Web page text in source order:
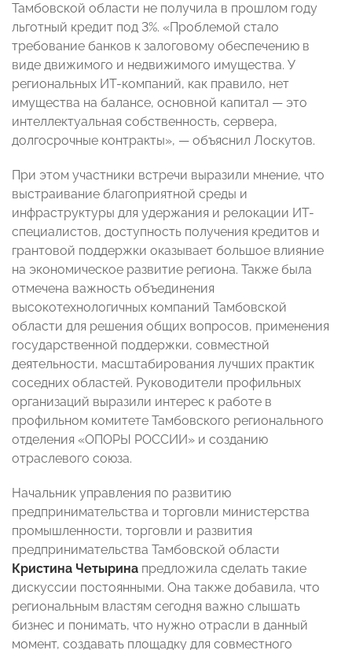
Тамбовской области не получила в прошлом году
льготный кредит под 3%. «Проблемой стало
требование банков к залоговому обеспечению в
виде движимого и недвижимого имущества. У
региональных ИТ-компаний, как правило, нет
имущества на балансе, основной капитал — это
интеллектуальная собственность, сервера,
долгосрочные контракты», — объяснил Лоскутов.
При этом участники встречи выразили мнение, что
выстраивание благоприятной среды и
инфраструктуры для удержания и релокации ИТ-
специалистов, доступность получения кредитов и
грантовой поддержки оказывает большое влияние
на экономическое развитие региона. Также была
отмечена важность объединения
высокотехнологичных компаний Тамбовской
области для решения общих вопросов, применения
государственной поддержки, совместной
деятельности, масштабирования лучших практик
соседних областей. Руководители профильных
организаций выразили интерес к работе в
профильном комитете Тамбовского регионального
отделения «ОПОРЫ РОССИИ» и созданию
отраслевого союза.
Начальник управления по развитию
предпринимательства и торговли министерства
промышленности, торговли и развития
предпринимательства Тамбовской области
Кристина Четырина предложила сделать такие
дискуссии постоянными. Она также добавила, что
региональным властям сегодня важно слышать
бизнес и понимать, что нужно отрасли в данный
момент, создавать площадку для совместного